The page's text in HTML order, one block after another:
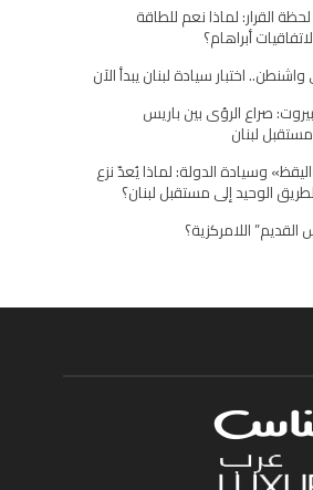
القرار: لماذا نعم للطاقة
أبراهام؟
اختبار سيادة لبنان يبدأ الآن
صراع الرؤى بين باريس
لبنان
وسيادة الدولة: لماذا يُعدّ نزع
الوحيد إلى مستقبل لبنان؟
القديم” اللامركزية؟